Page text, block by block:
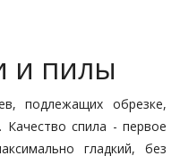
и пилы
подлежащих обрезке,
спила - первое
гладкий, без